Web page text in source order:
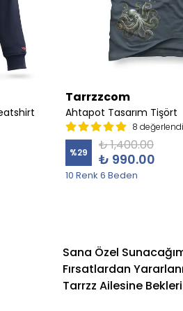
Tarrzzcom
Ahtapot Tasarım Tişört
8
%29 ₺ 1,400.00
₺ 990.00
10 Renk 6 Beden
Sana Özel
Fırsatlardan
Tarrzz Ailesine